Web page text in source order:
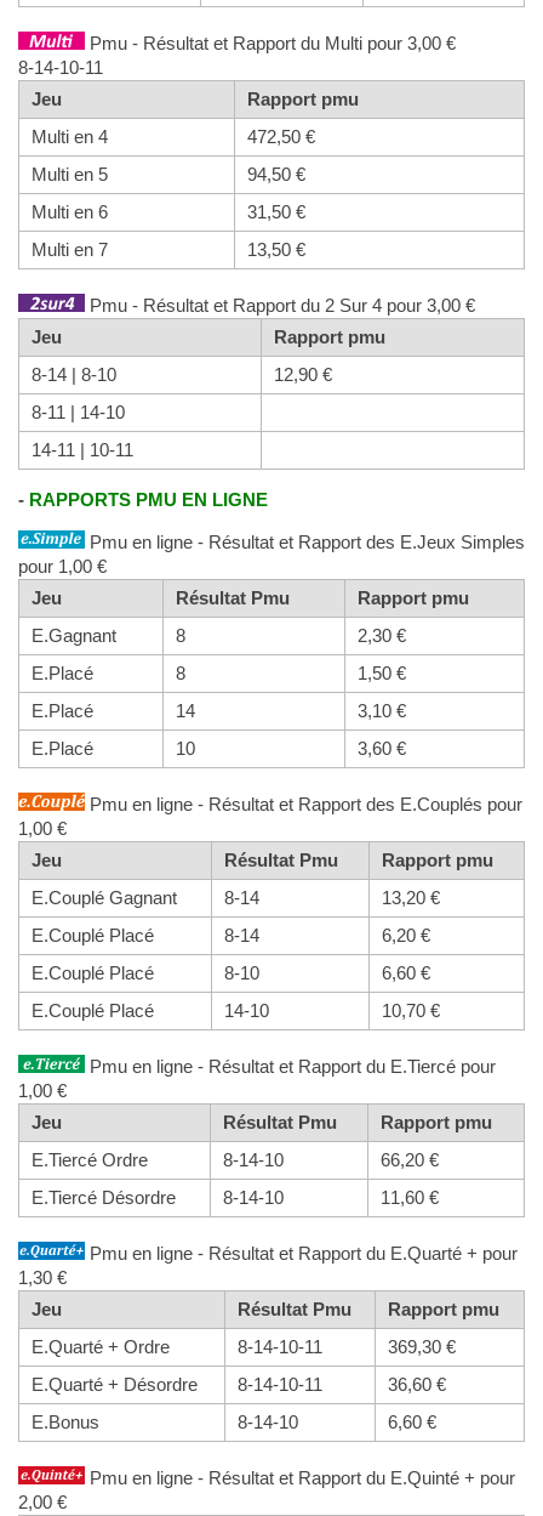
Pmu - Résultat et Rapport du Multi pour 3,00 €
8-14-10-11
Jeu
Rapport pmu
Multi en 4
472,50 €
Multi en 5
94,50 €
Multi en 6
31,50 €
Multi en 7
13,50 €
Pmu - Résultat et Rapport du 2 Sur 4 pour 3,00 €
Jeu
Rapport pmu
8-14 | 8-10
12,90 €
8-11 | 14-10
14-11 | 10-11
- RAPPORTS PMU EN LIGNE
Pmu en ligne - Résultat et Rapport des E.Jeux Simples
pour 1,00 €
Jeu
Résultat Pmu
Rapport pmu
E.Gagnant
8
2,30 €
E.Placé
8
1,50 €
E.Placé
14
3,10 €
E.Placé
10 3,60 €
Pmu en ligne - Résultat et Rapport des E.Couplés pour
1,00 €
Jeu
Résultat Pmu
Rapport pmu
E.Couplé Gagnant
8-14
13,20 €
E.Couplé Placé
8-14
6,20 €
E.Couplé Placé
8-10
6,60 €
E.Couplé Placé
14-10 10,70 €
Pmu en ligne - Résultat et Rapport du E.Tiercé pour
1,00 €
Jeu
Résultat Pmu
Rapport pmu
E.Tiercé Ordre
8-14-10
66,20 €
E.Tiercé Désordre
8-14-10 11,60 €
Pmu en ligne - Résultat et Rapport du E.Quarté + pour
1,30 €
Jeu
Résultat Pmu
Rapport pmu
E.Quarté + Ordre
8-14-10-11
369,30 €
E.Quarté + Désordre
8-14-10-11
36,60 €
E.Bonus
8-14-10 6,60 €
Pmu en ligne - Résultat et Rapport du E.Quinté + pour
2,00 €